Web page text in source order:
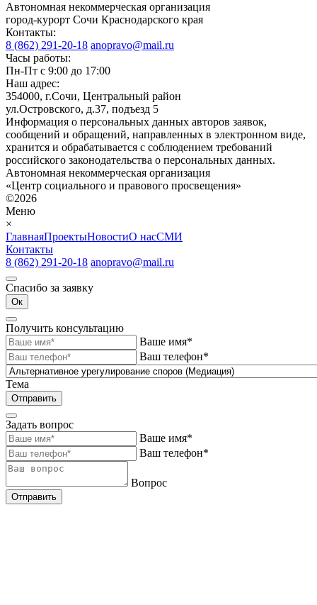
Автономная некоммерческая организация
город-курорт Сочи Краснодарского края
Контакты:
8 (862) 291-20-18 anopravo@mail.ru
Часы работы:
Пн-Пт с 9:00 до 17:00
Наш адрес:
354000, г.Сочи, Центральный район
ул.Островского, д.37, подъезд 5
Информация о персональных данных авторов заявок,
сообщений и обращений, направленных в электронном виде,
хранится и обрабатывается с соблюдением требований
российского законодательства о персональных данных.
Автономная некоммерческая организация
«Центр социального и правового просвещения»
©2026
Меню
×
ГлавнаяПроектыНовостиО насСМИ
Контакты
8 (862) 291-20-18 anopravo@mail.ru
Спасибо за заявку
Ок
Получить консультацию
Ваше имя*
Ваш телефон*
Тема
Отправить
Задать вопрос
Ваше имя*
Ваш телефон*
Вопрос
Отправить